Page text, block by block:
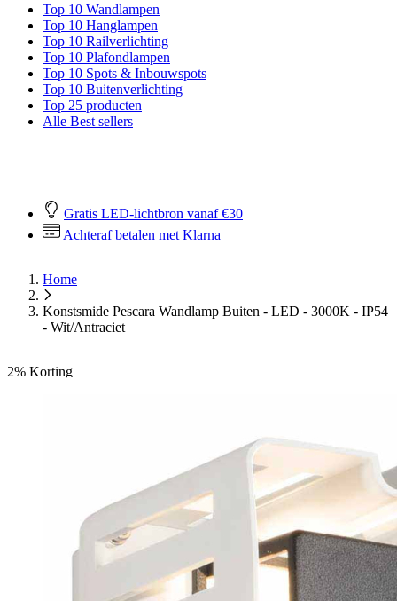
Top 10 Wandlampen
Top 10 Hanglampen
Top 10 Railverlichting
Top 10 Plafondlampen
Top 10 Spots & Inbouwspots
Top 10 Buitenverlichting
Top 25 producten
Alle Best sellers
Gratis LED-lichtbron vanaf €30
Achteraf betalen met Klarna
Home
Konstsmide Pescara Wandlamp Buiten - LED - 3000K - IP54
- Wit/Antraciet
2% Korting